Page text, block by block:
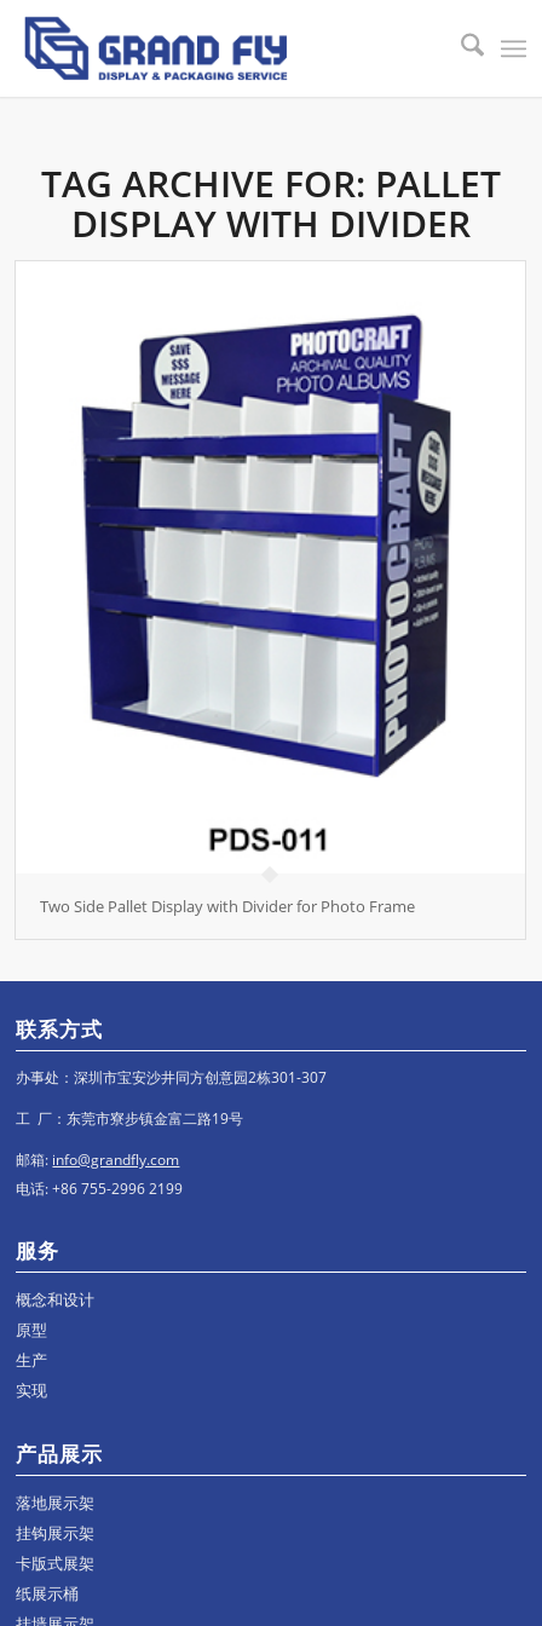
TAG ARCHIVE FOR: PALLET
DISPLAY WITH DIVIDER
Two Side Pallet Display with Divider for Photo Frame
联系方式
办事处：深圳市宝安沙井同方创意园2栋301-307
工 厂：东莞市寮步镇金富二路19号
邮箱: info@grandfly.com
电话: +86 755-2996 2199
服务
概念和设计
原型
生产
实现
产品展示
落地展示架
挂钩展示架
卡版式展架
纸展示桶